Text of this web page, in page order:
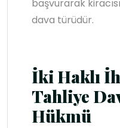
başvurarak
dava türüdür.
İki Haklı
Tahliye
Hükmü